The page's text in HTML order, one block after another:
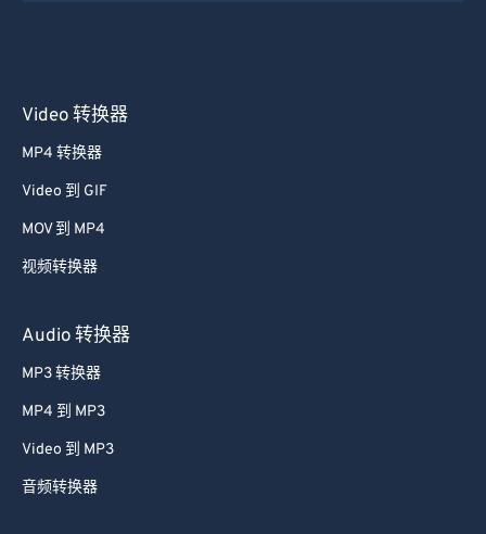
Video 转换器
MP4 转换器
Video 到 GIF
MOV 到 MP4
视频转换器
Audio 转换器
MP3 转换器
MP4 到 MP3
Video 到 MP3
音频转换器